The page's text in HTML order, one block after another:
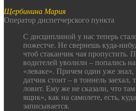
Щербинина Мария
Оператор диспетчерского пункта
С дисциплиной у нас теперь
пожестче. Не свернешь куда-
чтоб стаканчик чая пропустить.
водителей уволили – попались
«леваке». Причем один уже
датчик стоит – в тоннель заехал,
ловит. Ему же не сказали, что
ящик», как на самолете, есть,
записывается.